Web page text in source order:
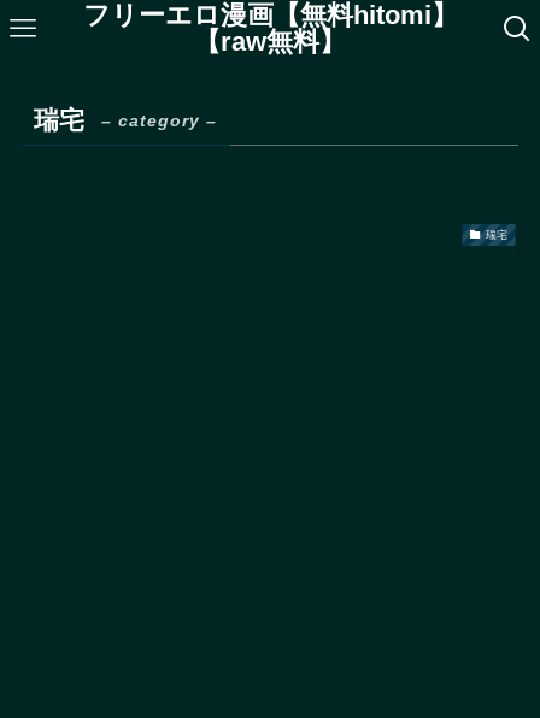
フリーエロ漫画【無料hitomi】
【raw無料】
瑞宅 – category –
瑞宅